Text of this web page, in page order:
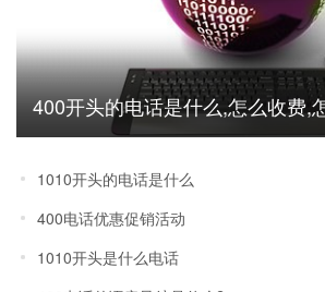
400开头的电话是什么,怎么收费,
1010开头的电话是什么
400电话优惠促销活动
1010开头是什么电话